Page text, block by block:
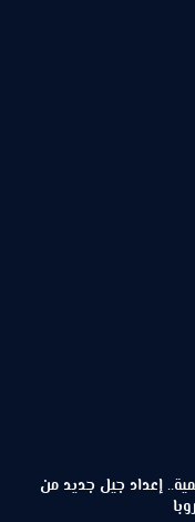
إعداد جيل جديد من